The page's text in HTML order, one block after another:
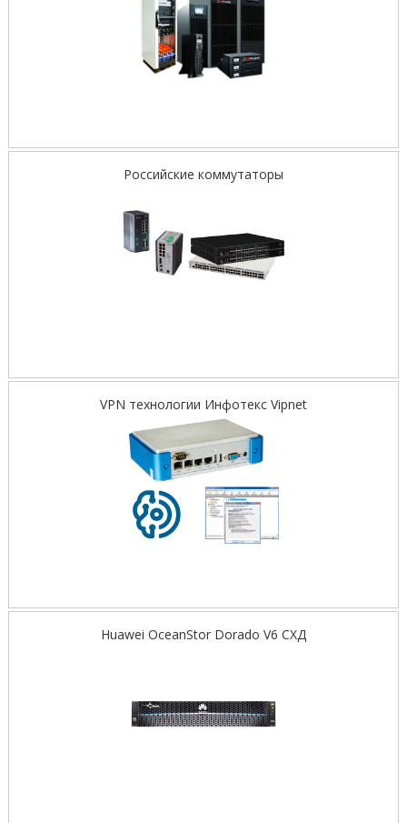
Российские коммутаторы
VPN технологии Инфотекс Vipnet
Huawei OceanStor Dorado V6 СХД